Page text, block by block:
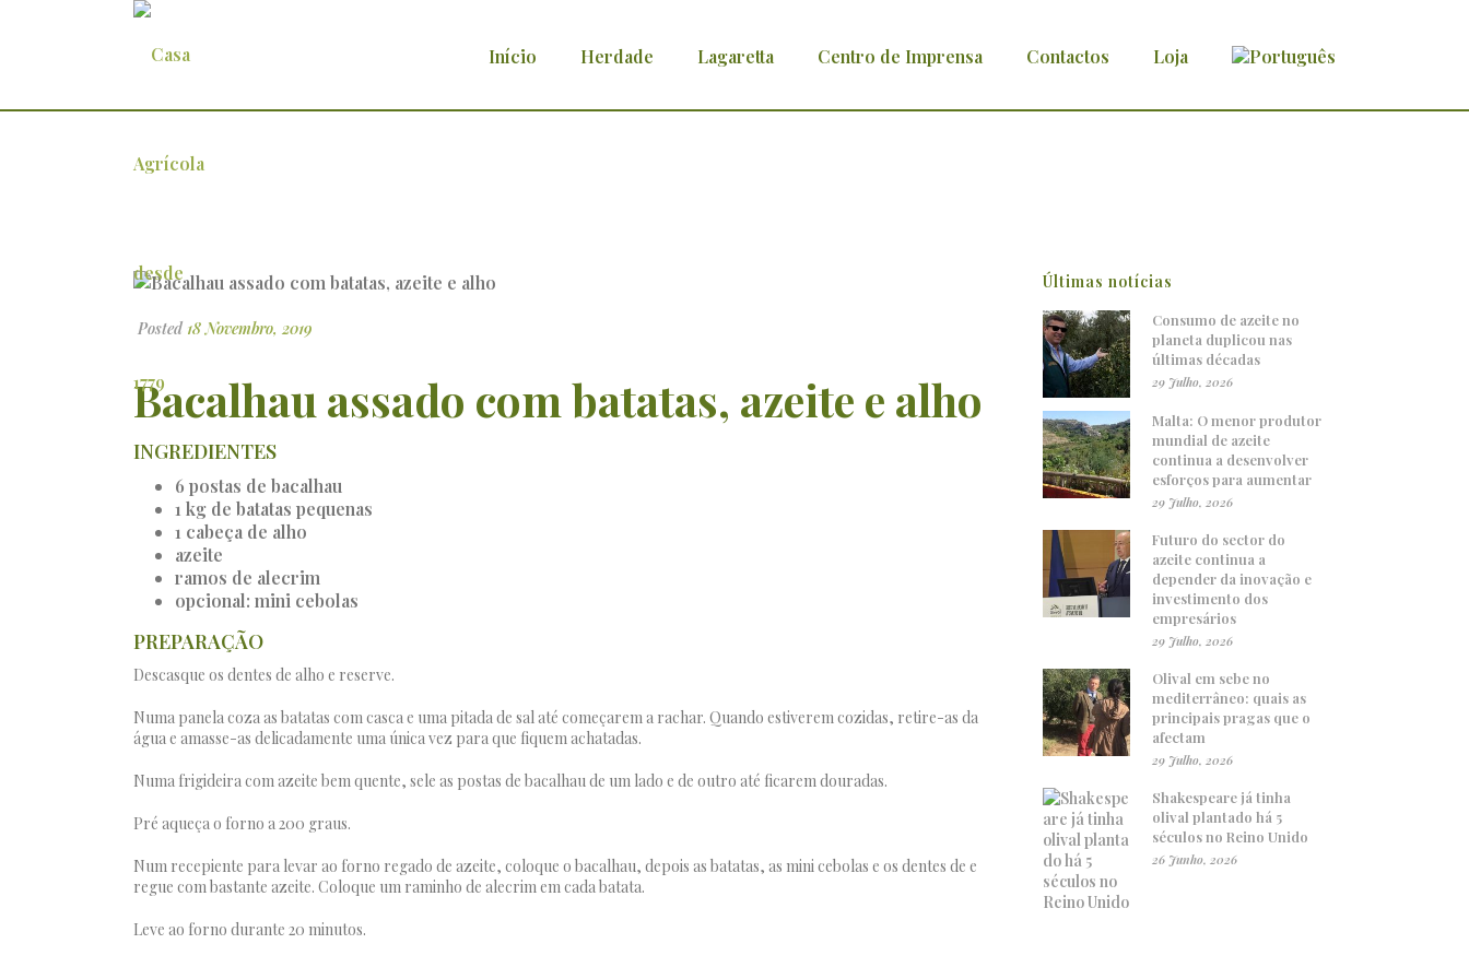
Início Herdade Lagaretta Centro de Imprensa Contactos Loja
Bacalhau assado com batatas, azeite e alho
Posted 18 Novembro, 2019
Bacalhau assado com batatas, azeite e alho
INGREDIENTES
6 postas de bacalhau
1 kg de batatas pequenas
1 cabeça de alho
azeite
ramos de alecrim
opcional: mini cebolas
PREPARAÇÃO
Descasque os dentes de alho e reserve.
Numa panela coza as batatas com casca e uma pitada de sal até começarem a rachar. Quando estiverem cozidas, retire-as da
água e amasse-as delicadamente uma única vez para que fiquem achatadas.
Numa frigideira com azeite bem quente, sele as postas de bacalhau de um lado e de outro até ficarem douradas.
Pré aqueça o forno a 200 graus.
Num recepiente para levar ao forno regado de azeite, coloque o bacalhau, depois as batatas, as mini cebolas e os dentes de e
regue com bastante azeite. Coloque um raminho de alecrim em cada batata.
Leve ao forno durante 20 minutos.
Últimas notícias
Consumo de azeite no
planeta duplicou nas
últimas décadas
29 Julho, 2026
Malta: O menor produtor
mundial de azeite
continua a desenvolver
esforços para aumentar
29 Julho, 2026
Futuro do sector do
azeite continua a
depender da inovação e
investimento dos
empresários
29 Julho, 2026
Olival em sebe no
mediterrâneo: quais as
principais pragas que o
afectam
29 Julho, 2026
Shakespeare já tinha
olival plantado há 5
séculos no Reino Unido
26 Junho, 2026